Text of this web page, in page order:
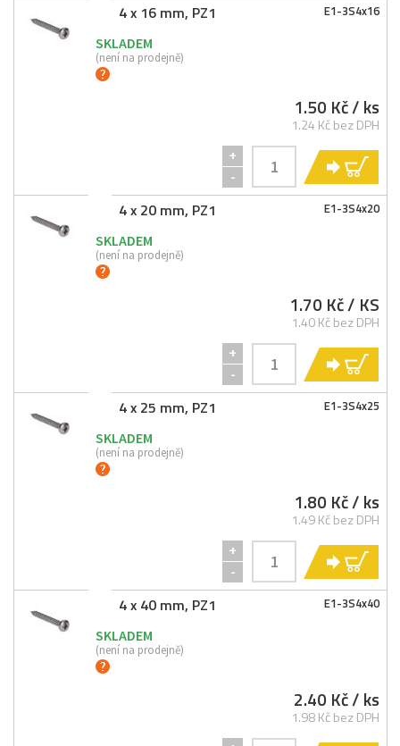
E1-3S4x16
4 x 16 mm, PZ1
SKLADEM
(není na prodejně)
1.50 Kč/ ks
1.24 Kč bez DPH
+
-
E1-3S4x20
4 x 20 mm, PZ1
SKLADEM
(není na prodejně)
1.70 Kč/ KS
1.40 Kč bez DPH
+
-
E1-3S4x25
4 x 25 mm, PZ1
SKLADEM
(není na prodejně)
1.80 Kč/ ks
1.49 Kč bez DPH
+
-
E1-3S4x40
4 x 40 mm, PZ1
SKLADEM
(není na prodejně)
2.40 Kč/ ks
1.98 Kč bez DPH